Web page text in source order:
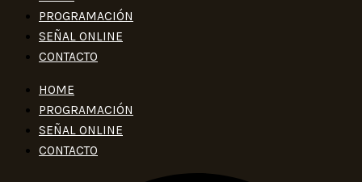
PROGRAMACIÓN
SEÑAL ONLINE
CONTACTO
HOME
PROGRAMACIÓN
SEÑAL ONLINE
CONTACTO